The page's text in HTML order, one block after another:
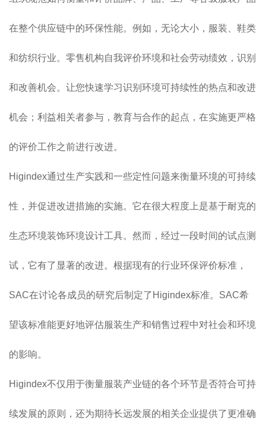
在整个供应链中的环保性能。例如，无论大小，服装、鞋类
和纺织行业。零售机构自我评价环境和社会劳动绩效，识别
和改善机会。让您快速学习识别环境可持续性的热点和改进
机会；利益相关者参与，教育与合作的起点，在实施更严格
的评价工作之前进行改进。
Higindex通过生产实践和一些定性问题来衡量环境的可持续
性，并促进改进措施的实施。它在很大程度上是基于耐克的
生态环境装饰环境设计工具。然而，经过一段时间的试点测
试，它有了显著的改进。根据现有的行业环保评价标准，
SAC在讨论各成员的研究后制定了Higindex标准。SAC希
望该标准能更好地评估服装生产和销售过程中对社会和环境
的影响。
Higindex不仅用于衡量服装产业链的各个环节是否符合可持
续发展的原则，还为期待长远发展的相关企业提供了更准确